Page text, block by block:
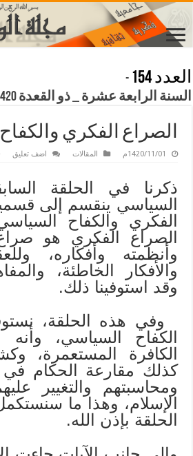
العدد 154
-
السنة الرابعة عشرة _ ذو القعدة 1420هـــ _شباط 2000م
الصراع الفكري
1420/11/01م المقالات اضف تعليق
ذكرنا في الحلقة
السياسي ينقسم إلى
الفكري والكفاح
الصراع الفكري هو صراع
وأنظمته وأفكاره،
والأفكار الخاطئة،
وقد استوفينا ذلك.
وفي هذه الحلقة،
الكفاح السياسي، وأنه
الكافرة المستعمرة،
كذلك مقارعة الحكام في
ومحاسبتهم والتغيير
الإسلام، وهذا ما
الحلقة بإذن الله.